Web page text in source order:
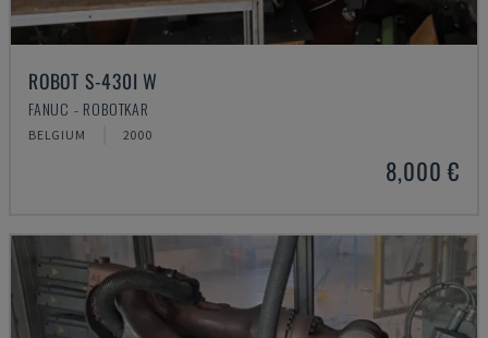
ROBOT S-430I W
FANUC - ROBOTKAR
BELGIUM 2000
8,000 €